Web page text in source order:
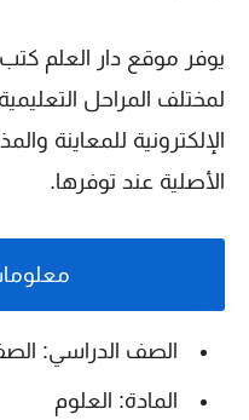
يوفر موقع دار العلم
لمختلف المراحل
الإلكترونية للمعاينة
الأصلية عند توفرها.
الصف الدراسي:
المادة: العلوم